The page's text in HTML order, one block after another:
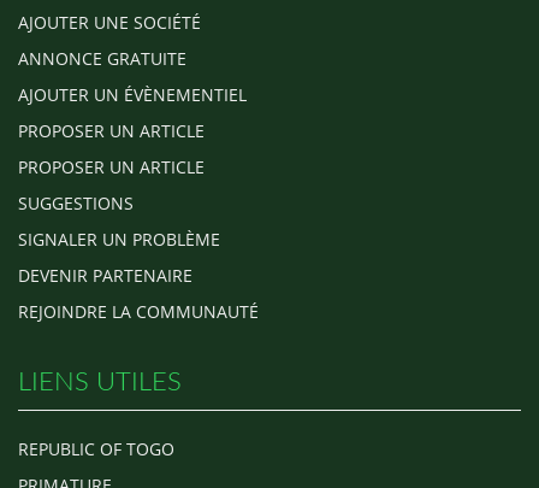
AJOUTER UNE SOCIÉTÉ
ANNONCE GRATUITE
AJOUTER UN ÉVÈNEMENTIEL
PROPOSER UN ARTICLE
PROPOSER UN ARTICLE
SUGGESTIONS
SIGNALER UN PROBLÈME
DEVENIR PARTENAIRE
REJOINDRE LA COMMUNAUTÉ
LIENS UTILES
REPUBLIC OF TOGO